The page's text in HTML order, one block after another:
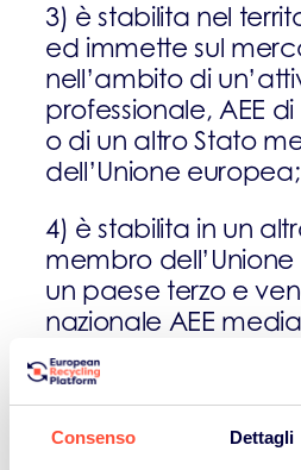
Consenso Dettagli
3) è stabilita nel
ed immette sul
nell’ambito di
professionale, AEE
o di un altro Stato
dell’Unione europea;
4) è stabilita in un
membro
un paese terzo e
nazionale AEE
comunicazione a
direttamente a
utilizzatori diversi dai
domestici.